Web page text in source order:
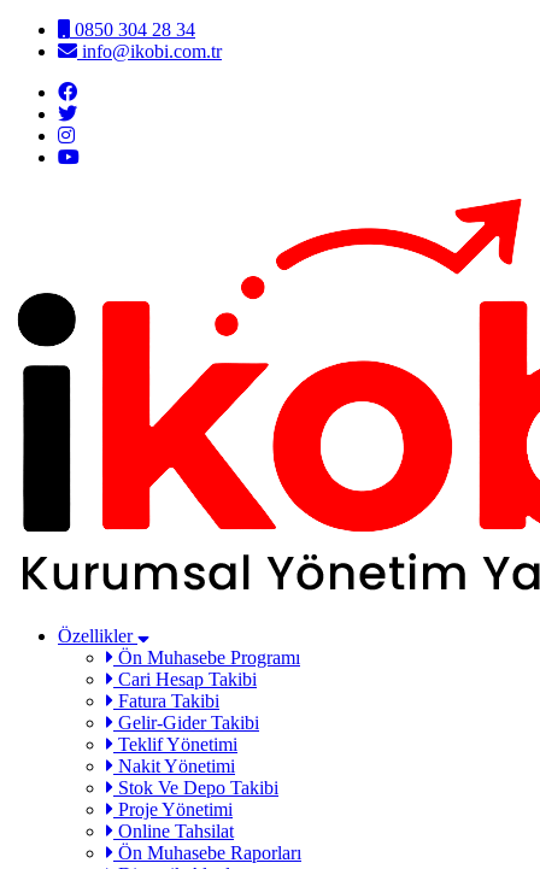
0850 304 28 34
info@ikobi.com.tr
Özellikler
Ön Muhasebe Programı
Cari Hesap Takibi
Fatura Takibi
Gelir-Gider Takibi
Teklif Yönetimi
Nakit Yönetimi
Stok Ve Depo Takibi
Proje Yönetimi
Online Tahsilat
Ön Muhasebe Raporları